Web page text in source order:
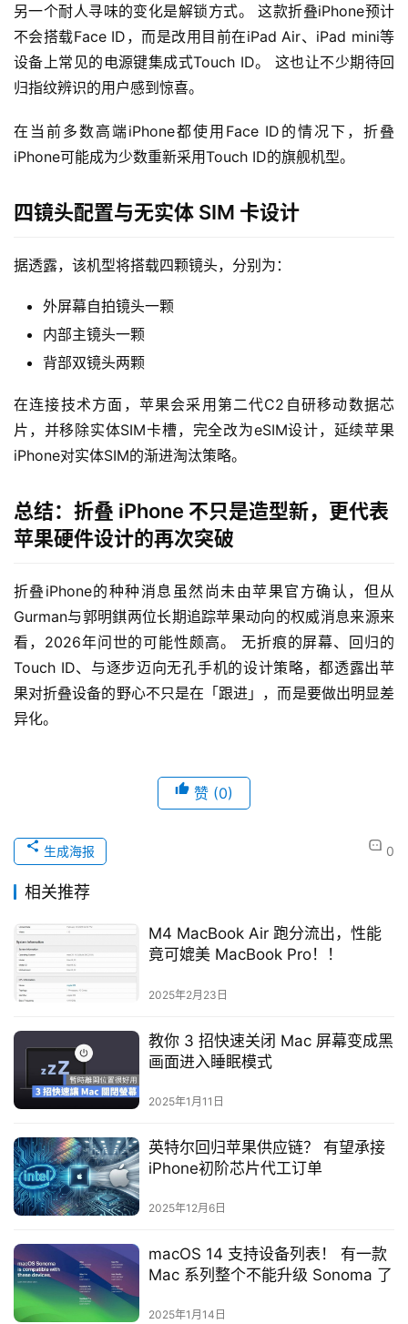
另一个耐人寻味的变化是解锁方式。 这款折叠iPhone预计
不会搭载Face ID，而是改用目前在iPad Air、iPad mini等
设备上常见的电源键集成式Touch ID。 这也让不少期待回
归指纹辨识的用户感到惊喜。
在当前多数高端iPhone都使用Face ID的情况下，折叠
iPhone可能成为少数重新采用Touch ID的旗舰机型。
四镜头配置与无实体 SIM 卡设计
据透露，该机型将搭载四颗镜头，分别为：
外屏幕自拍镜头一颗
内部主镜头一颗
背部双镜头两颗
在连接技术方面，苹果会采用第二代C2自研移动数据芯
片，并移除实体SIM卡槽，完全改为eSIM设计，延续苹果
iPhone对实体SIM的渐进淘汰策略。
总结：折叠 iPhone 不只是造型新，更代表
苹果硬件设计的再次突破
折叠iPhone的种种消息虽然尚未由苹果官方确认，但从
Gurman与郭明錤两位长期追踪苹果动向的权威消息来源来
看，2026年问世的可能性颇高。 无折痕的屏幕、回归的
Touch ID、与逐步迈向无孔手机的设计策略，都透露出苹
果对折叠设备的野心不只是在「跟进」，而是要做出明显差
异化。
赞 (0)
0
生成海报
相关推荐
M4 MacBook Air 跑分流出，性能
竟可媲美 MacBook Pro！！
2025年2月23日
教你 3 招快速关闭 Mac 屏幕变成黑
画面进入睡眠模式
2025年1月11日
英特尔回归苹果供应链？ 有望承接
iPhone初阶芯片代工订单
2025年12月6日
macOS 14 支持设备列表！ 有一款
Mac 系列整个不能升级 Sonoma 了
2025年1月14日